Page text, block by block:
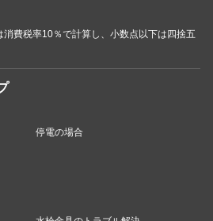
費税率10％で計算し、小数点以下は四捨五
停電の場合